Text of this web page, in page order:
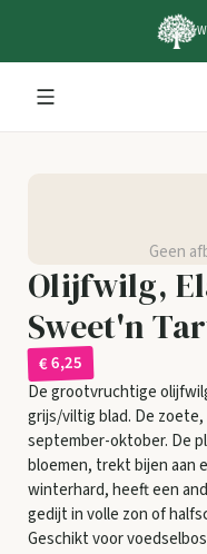
Geen
Olijfwilg,
Sweet'n
€ 6,25
De grootvruchtige
grijs/viltig blad. De
september-oktober. De
bloemen, trekt bijen aan
winterhard, heeft een
gedijt in volle zon of
Geschikt voor